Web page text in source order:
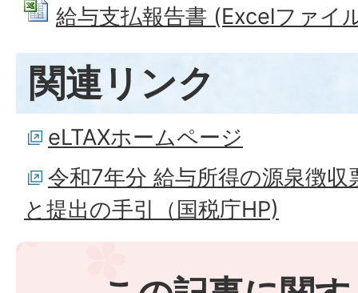
給与支払報告書 (Excelファイ
関連リンク
eLTAXホームページ
令和7年分 給与所得の源泉徴
と提出の手引（国税庁HP)